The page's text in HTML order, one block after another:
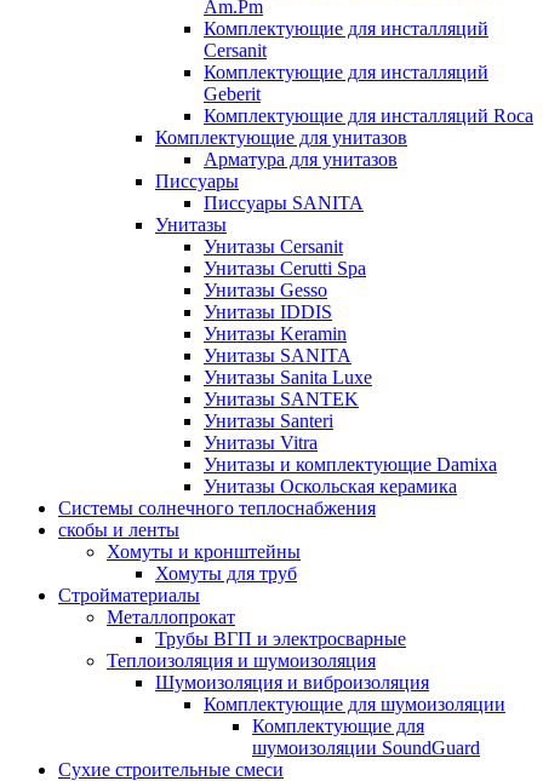
Am.Pm
Комплектующие для инсталляций
Cersanit
Комплектующие для инсталляций
Geberit
Комплектующие для инсталляций Roca
Комплектующие для унитазов
Арматура для унитазов
Писсуары
Писсуары SANITA
Унитазы
Унитазы Cersanit
Унитазы Cerutti Spa
Унитазы Gesso
Унитазы IDDIS
Унитазы Keramin
Унитазы SANITA
Унитазы Sanita Luxe
Унитазы SANTEK
Унитазы Santeri
Унитазы Vitra
Унитазы и комплектующие Damixa
Унитазы Оскольская керамика
Системы солнечного теплоснабжения
скобы и ленты
Хомуты и кронштейны
Хомуты для труб
Стройматериалы
Металлопрокат
Трубы ВГП и электросварные
Теплоизоляция и шумоизоляция
Шумоизоляция и виброизоляция
Комплектующие для шумоизоляции
Комплектующие для
шумоизоляции SoundGuard
Сухие строительные смеси